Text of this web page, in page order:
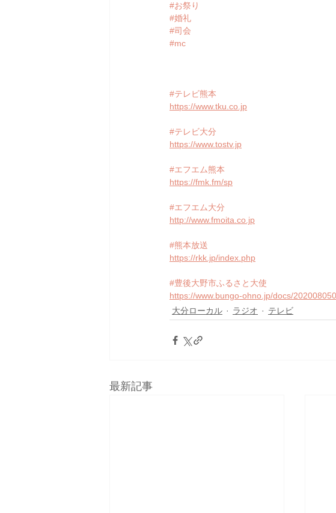
#お祭り
#婚礼
#司会
#mc
#テレビ熊本
https://www.tku.co.jp
#テレビ大分
https://www.tostv.jp
#エフエム熊本
https://fmk.fm/sp
#エフエム大分
http://www.fmoita.co.jp
#熊本放送
https://rkk.jp/index.php
#豊後大野市ふるさと大使
https://www.bungo-ohno.jp/docs/
大分ローカル
ラジオ テレビ
最新記事